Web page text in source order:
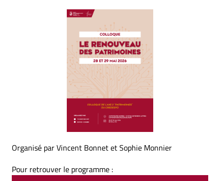
Organisé par Vincent Bonnet et Sophie Monnier
Pour retrouver le programme :